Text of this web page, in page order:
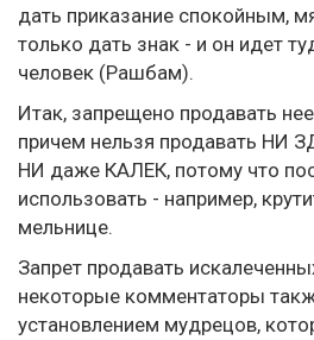
дать приказание спокойным,
только дать знак - и он идет
человек (Рашбам).
Итак, запрещено продавать
причем нельзя продавать НИ
НИ даже КАЛЕК, потому что
использовать - например,
мельнице.
Запрет продавать
некоторые комментаторы
установлением мудрецов,